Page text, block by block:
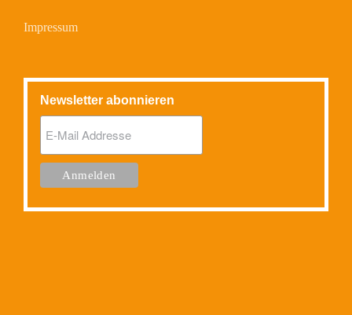
Impressum
Newsletter abonnieren